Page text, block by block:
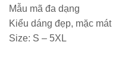
Mẫu mã đa dạng
Kiểu dáng đẹp, mặc mát
Size: S – 5XL